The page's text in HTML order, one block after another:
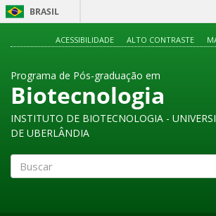
BRASIL
ACESSIBILIDADE ALTO CONTRASTE
Programa de Pós-graduação em
Biotecnologia
INSTITUTO DE BIOTECNOLOGIA -
DE UBERLÂNDIA